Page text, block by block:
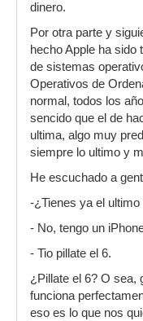
dinero.
Por otra parte y
hecho Apple ha sido
de sistemas
Operativos de
normal, todos los
sencido que el de
ultima, algo muy
siempre lo ultimo y
He escuchado a
-¿Tienes ya el ultimo
- No, tengo un
- Tio pillate el 6.
¿Pillate el 6? O sea,
funciona
eso es lo que nos